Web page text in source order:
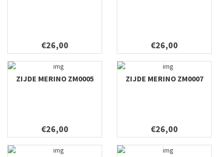
€26,00 €26,00
ZIJDE MERINO ZM0005
€26,00
ZIJDE MERINO ZM0007
€26,00